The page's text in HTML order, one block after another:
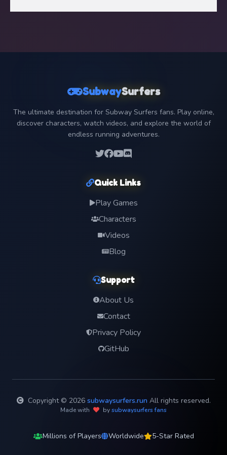
SubwaySurfers
The ultimate destination for Subway Surfers fans. Play online,
discover characters, watch videos, and explore the world of
endless running adventures.
Quick Links
Play Games
Characters
Videos
Blog
Support
About Us
Contact
Privacy Policy
GitHub
Copyright © 2026 subwaysurfers.runAll rights reserved.
Made with bysubwaysurfers fans
Millions of Players Worldwide 5-Star Rated